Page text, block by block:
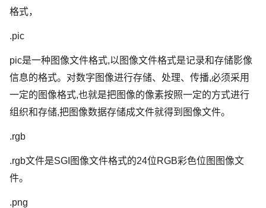
格式，
.pic
pic是一种图像文件格式,以图像文件格式是记录和存储影像
信息的格式。对数字图像进行存储、处理、传播,必须采用
一定的图像格式,也就是把图像的像素按照一定的方式进行
组织和存储,把图像数据存储成文件就得到图像文件。
.rgb
.rgb文件是SGI图像文件格式的24位RGB彩色位图图像文
件。
.png